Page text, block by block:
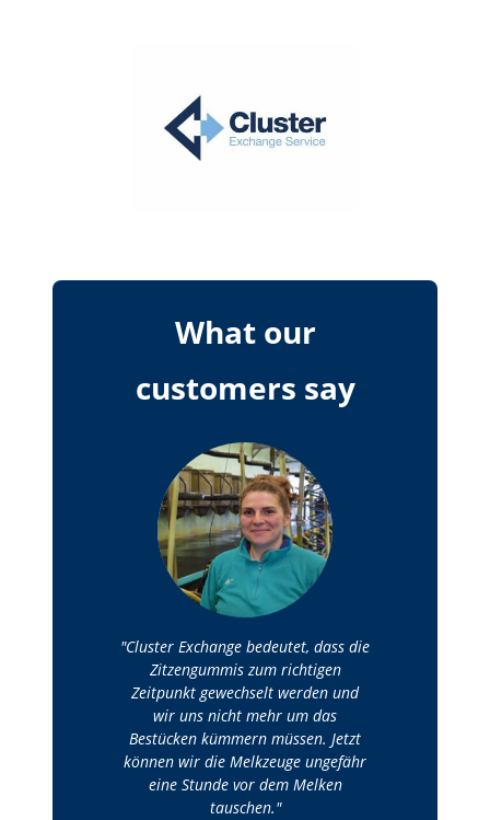
What our
customers say
Cluster Exchange bedeutet, dass die
Zitzengummis zum richtigen
Zeitpunkt gewechselt werden und
wir uns nicht mehr um das
Bestücken kümmern müssen. Jetzt
können wir die Melkzeuge ungefähr
eine Stunde vor dem Melken
tauschen.